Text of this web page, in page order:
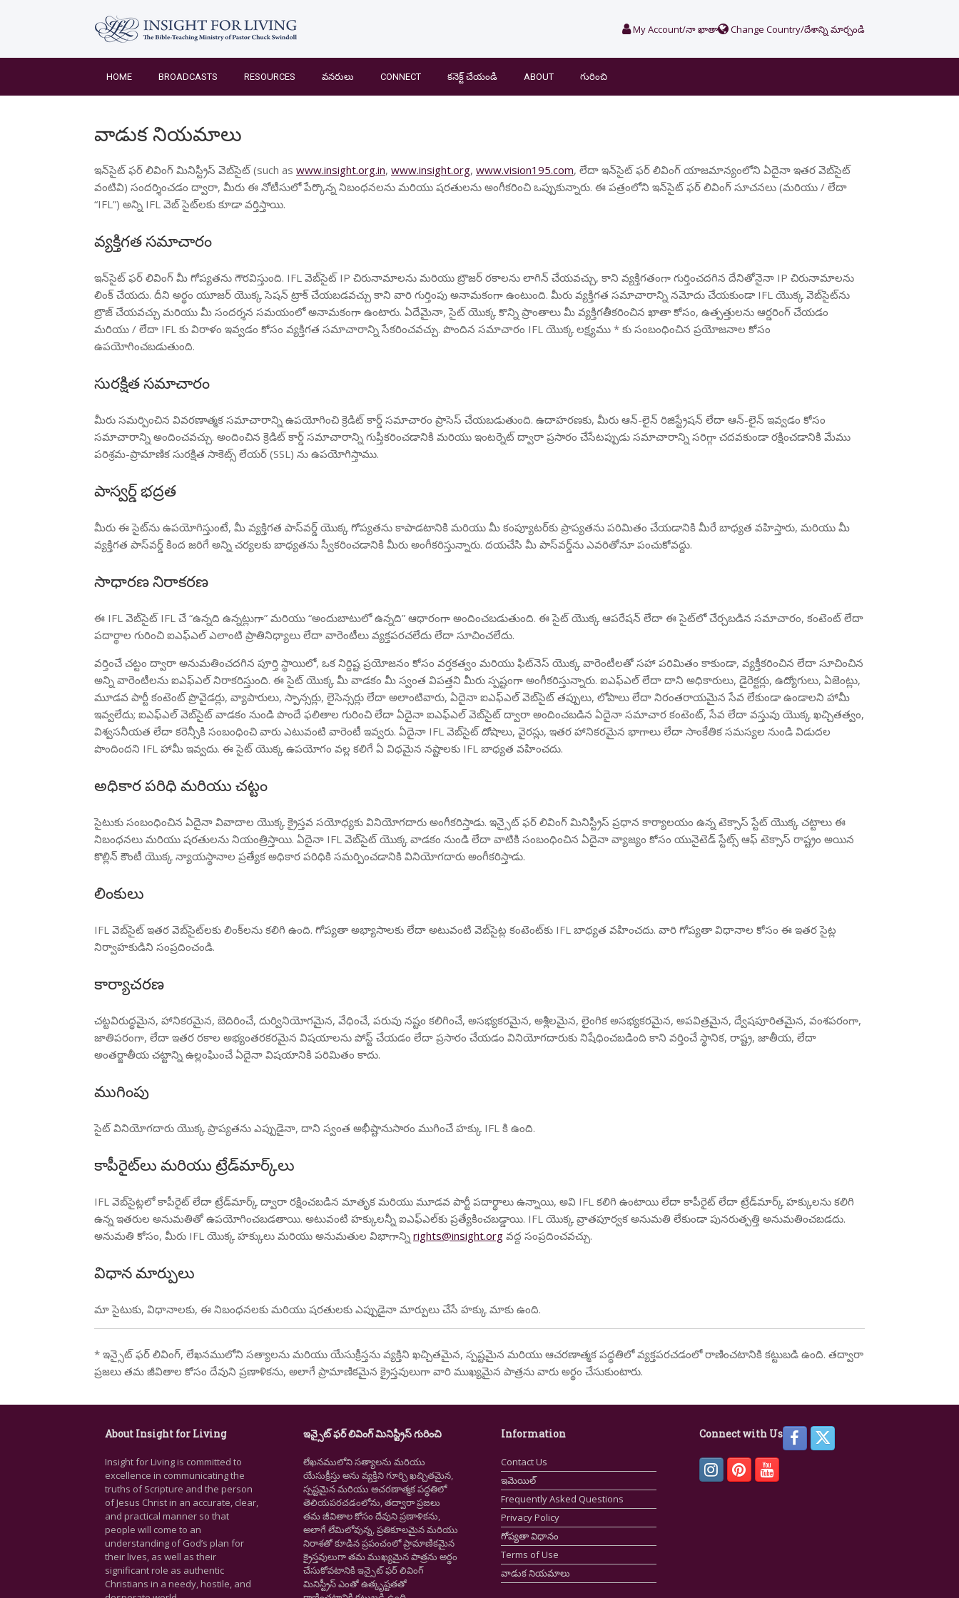
My Account/నా ఖాతా Change Country/దేశాన్ని మార్చండి
HOME BROADCASTS RESOURCES వనరులు CONNECT కనెక్ట్ చేయండి ABOUT గురించి
వాడుక నియమాలు
ఇన్‌సైట్ ఫర్ లివింగ్ మినిస్ట్రీస్ వెబ్‌సైట్ (such as www.insight.org.in, www.insight.org, www.vision195.com, లేదా ఇన్‌సైట్ ఫర్ లివింగ్ యాజమాన్యంలోని ఏదైనా ఇతర వెబ్‌సైట్
వంటివి) సందర్శించడం ద్వారా, మీరు ఈ నోటీసులో పేర్కొన్న నిబంధనలను మరియు షరతులను అంగీకరించి ఒప్పుకున్నారు. ఈ పత్రంలోని ఇన్‌సైట్ ఫర్ లివింగ్ సూచనలు (మరియు / లేదా
“IFL”) అన్ని IFL వెబ్ సైట్‌లకు కూడా వర్తిస్తాయి.
వ్యక్తిగత సమాచారం
ఇన్‌సైట్ ఫర్ లివింగ్ మీ గోప్యతను గౌరవిస్తుంది. IFL వెబ్‌సైట్ IP చిరునామాలను మరియు బ్రౌజర్ రకాలను లాగిన్ చేయవచ్చు, కాని వ్యక్తిగతంగా గుర్తించదగిన దేనితోనైనా IP చిరునామాలను
లింక్ చేయదు. దీని అర్థం యూజర్ యొక్క సెషన్ ట్రాక్ చేయబడవచ్చు కాని వారి గుర్తింపు అనామకంగా ఉంటుంది. మీరు వ్యక్తిగత సమాచారాన్ని నమోదు చేయకుండా IFL యొక్క వెబ్‌సైట్‌ను
బ్రౌజ్ చేయవచ్చు మరియు మీ సందర్శన సమయంలో అనామకంగా ఉంటారు. ఏదేమైనా, సైట్ యొక్క కొన్ని ప్రాంతాలు మీ వ్యక్తిగతీకరించిన ఖాతా కోసం, ఉత్పత్తులను ఆర్డరింగ్ చేయడం
మరియు / లేదా IFL కు విరాళం ఇవ్వడం కోసం వ్యక్తిగత సమాచారాన్ని సేకరించవచ్చు. పొందిన సమాచారం IFL యొక్క లక్ష్యము * కు సంబంధించిన ప్రయోజనాల కోసం
ఉపయోగించబడుతుంది.
సురక్షిత సమాచారం
మీరు సమర్పించిన వివరణాత్మక సమాచారాన్ని ఉపయోగించి క్రెడిట్ కార్డ్ సమాచారం ప్రాసెస్ చేయబడుతుంది. ఉదాహరణకు, మీరు ఆన్-లైన్ రిజిస్ట్రేషన్ లేదా ఆన్-లైన్ ఇవ్వడం కోసం
సమాచారాన్ని అందించవచ్చు. అందించిన క్రెడిట్ కార్డ్ సమాచారాన్ని గుప్తీకరించడానికి మరియు ఇంటర్నెట్ ద్వారా ప్రసారం చేసేటప్పుడు సమాచారాన్ని సరిగ్గా చదవకుండా రక్షించడానికి మేము
పరిశ్రమ-ప్రామాణిక సురక్షిత సాకెట్స్ లేయర్ (SSL) ను ఉపయోగిస్తాము.
పాస్వర్డ్ భద్రత
మీరు ఈ సైట్‌ను ఉపయోగిస్తుంటే, మీ వ్యక్తిగత పాస్‌వర్డ్ యొక్క గోప్యతను కాపాడటానికి మరియు మీ కంప్యూటర్‌కు ప్రాప్యతను పరిమితం చేయడానికి మీరే బాధ్యత వహిస్తారు, మరియు మీ
వ్యక్తిగత పాస్‌వర్డ్ కింద జరిగే అన్ని చర్యలకు బాధ్యతను స్వీకరించడానికి మీరు అంగీకరిస్తున్నారు. దయచేసి మీ పాస్‌వర్డ్‌ను ఎవరితోనూ పంచుకోవద్దు.
సాధారణ నిరాకరణ
ఈ IFL వెబ్‌సైట్ IFL చే “ఉన్నది ఉన్నట్లుగా” మరియు “అందుబాటులో ఉన్నది” ఆధారంగా అందించబడుతుంది. ఈ సైట్ యొక్క ఆపరేషన్ లేదా ఈ సైట్‌లో చేర్చబడిన సమాచారం, కంటెంట్ లేదా
పదార్థాల గురించి ఐఎఫ్ఎల్ ఎలాంటి ప్రాతినిధ్యాలు లేదా వారెంటీలు వ్యక్తపరచలేదు లేదా సూచించలేదు.
వర్తించే చట్టం ద్వారా అనుమతించదగిన పూర్తి స్థాయిలో, ఒక నిర్దిష్ట ప్రయోజనం కోసం వర్తకత్వం మరియు ఫిట్‌నెస్ యొక్క వారెంటీలతో సహా పరిమితం కాకుండా, వ్యక్తీకరించిన లేదా సూచించిన
అన్ని వారెంటీలను ఐఎఫ్ఎల్ నిరాకరిస్తుంది. ఈ సైట్ యొక్క మీ వాడకం మీ స్వంత విపత్తని మీరు స్పష్టంగా అంగీకరిస్తున్నారు. ఐఎఫ్ఎల్ లేదా దాని అధికారులు, డైరెక్టర్లు, ఉద్యోగులు, ఏజెంట్లు,
మూడవ పార్టీ కంటెంట్ ప్రొవైడర్లు, వ్యాపారులు, స్పాన్సర్లు, లైసెన్సర్లు లేదా అలాంటివారు, ఏదైనా ఐఎఫ్ఎల్ వెబ్‌సైట్ తప్పులు, లోపాలు లేదా నిరంతరాయమైన సేవ లేకుండా ఉండాలని హామీ
ఇవ్వలేదు; ఐఎఫ్ఎల్ వెబ్‌సైట్ వాడకం నుండి పొందే ఫలితాల గురించి లేదా ఏదైనా ఐఎఫ్ఎల్ వెబ్‌సైట్ ద్వారా అందించబడిన ఏదైనా సమాచార కంటెంట్, సేవ లేదా వస్తువు యొక్క ఖచ్చితత్వం,
విశ్వసనీయత లేదా కరెన్సీకి సంబంధించి వారు ఎటువంటి వారెంటీ ఇవ్వరు. ఏదైనా IFL వెబ్‌సైట్ దోషాలు, వైరస్లు, ఇతర హానికరమైన భాగాలు లేదా సాంకేతిక సమస్యల నుండి విడుదల
పొందిందని IFL హామీ ఇవ్వదు. ఈ సైట్ యొక్క ఉపయోగం వల్ల కలిగే ఏ విధమైన నష్టాలకు IFL బాధ్యత వహించదు.
అధికార పరిధి మరియు చట్టం
సైటుకు సంబంధించిన ఏదైనా వివాదాల యొక్క క్రైస్తవ సయోధ్యకు వినియోగదారు అంగీకరిస్తాడు. ఇన్సైట్ ఫర్ లివింగ్ మినిస్ట్రీస్ ప్రధాన కార్యాలయం ఉన్న టెక్సాస్ స్టేట్ యొక్క చట్టాలు ఈ
నిబంధనలు మరియు షరతులను నియంత్రిస్తాయి. ఏదైనా IFL వెబ్‌సైట్ యొక్క వాడకం నుండి లేదా వాటికి సంబంధించిన ఏదైనా వ్యాజ్యం కోసం యునైటెడ్ స్టేట్స్ ఆఫ్ టెక్సాస్ రాష్ట్రం అయిన
కొల్లిన్ కౌంటీ యొక్క న్యాయస్థానాల ప్రత్యేక అధికార పరిధికి సమర్పించడానికి వినియోగదారు అంగీకరిస్తాడు.
లింకులు
IFL వెబ్‌సైట్ ఇతర వెబ్‌సైట్‌లకు లింక్‌లను కలిగి ఉంది. గోప్యతా అభ్యాసాలకు లేదా అటువంటి వెబ్‌సైట్ల కంటెంట్‌కు IFL బాధ్యత వహించదు. వారి గోప్యతా విధానాల కోసం ఈ ఇతర సైట్ల
నిర్వాహకుడిని సంప్రదించండి.
కార్యాచరణ
చట్టవిరుద్ధమైన, హానికరమైన, బెదిరించే, దుర్వినియోగమైన, వేధించే, పరువు నష్టం కలిగించే, అసభ్యకరమైన, అశ్లీలమైన, లైంగిక అసభ్యకరమైన, అపవిత్రమైన, ద్వేషపూరితమైన, వంశపరంగా,
జాతిపరంగా, లేదా ఇతర రకాల అభ్యంతరకరమైన విషయాలను పోస్ట్ చేయడం లేదా ప్రసారం చేయడం వినియోగదారుకు నిషేధించబడింది కాని వర్తించే స్థానిక, రాష్ట్ర, జాతీయ, లేదా
అంతర్జాతీయ చట్టాన్ని ఉల్లంఘించే ఏదైనా విషయానికి పరిమితం కాదు.
ముగింపు
సైట్ వినియోగదారు యొక్క ప్రాప్యతను ఎప్పుడైనా, దాని స్వంత అభీష్టానుసారం ముగించే హక్కు IFL కి ఉంది.
కాపీరైట్‌లు మరియు ట్రేడ్‌మార్క్‌లు
IFL వెబ్‌సైట్లలో కాపీరైట్ లేదా ట్రేడ్‌మార్క్ ద్వారా రక్షించబడిన మాతృక మరియు మూడవ పార్టీ పదార్థాలు ఉన్నాయి, అవి IFL కలిగి ఉంటాయి లేదా కాపీరైట్ లేదా ట్రేడ్‌మార్క్ హక్కులను కలిగి
ఉన్న ఇతరుల అనుమతితో ఉపయోగించబడతాయి. అటువంటి హక్కులన్నీ ఐఎఫ్‌ఎల్‌కు ప్రత్యేకించబడ్డాయి. IFL యొక్క వ్రాతపూర్వక అనుమతి లేకుండా పునరుత్పత్తి అనుమతించబడదు.
అనుమతి కోసం, మీరు IFL యొక్క హక్కులు మరియు అనుమతుల విభాగాన్ని rights@insight.org వద్ద సంప్రదించవచ్చు.
విధాన మార్పులు
మా సైటుకు, విధానాలకు, ఈ నిబంధనలకు మరియు షరతులకు ఎప్పుడైనా మార్పులు చేసే హక్కు మాకు ఉంది.
* ఇన్సైట్ ఫర్ లివింగ్, లేఖనములోని సత్యాలను మరియు యేసుక్రీస్తను వ్యక్తిని ఖచ్చితమైన, స్పష్టమైన మరియు ఆచరణాత్మక పద్ధతిలో వ్యక్తపరచడంలో రాణించటానికి కట్టుబడి ఉంది. తద్వారా
ప్రజలు తమ జీవితాల కోసం దేవుని ప్రణాళికను, అలాగే ప్రామాణికమైన క్రైస్తవులుగా వారి ముఖ్యమైన పాత్రను వారు అర్థం చేసుకుంటారు.
About Insight for Living
Insight for Living is committed to
excellence in communicating the
truths of Scripture and the person
of Jesus Christ in an accurate, clear,
and practical manner so that
people will come to an
understanding of God’s plan for
their lives, as well as their
significant role as authentic
Christians in a needy, hostile, and
ఇన్సైట్ ఫర్ లివింగ్ మినిస్ట్రీస్ గురించి
లేఖనములోని సత్యాలను మరియు
యేసుక్రీస్తు అను వ్యక్తిని గూర్చి ఖచ్చితమైన,
స్పష్టమైన మరియు ఆచరణాత్మక పద్ధతిలో
తెలియపరచడంలోను, తద్వారా ప్రజలు
తమ జీవితాల కోసం దేవుని ప్రణాళికను,
అలాగే లేమిలోవున్న, ప్రతికూలమైన మరియు
నిరాశతో కూడిన ప్రపంచంలో ప్రామాణికమైన
క్రైస్తవులుగా తమ ముఖ్యమైన పాత్రను అర్థం
చేసుకోవటానికి ఇన్సైట్ ఫర్ లివింగ్
మినిస్ట్రీస్ ఎంతో ఉత్కృష్టతతో
Information
Contact Us
ఇమెయిల్
Frequently Asked Questions
Privacy Policy
గోప్యతా విధానం
Terms of Use
వాడుక నియమాలు
Connect with Us